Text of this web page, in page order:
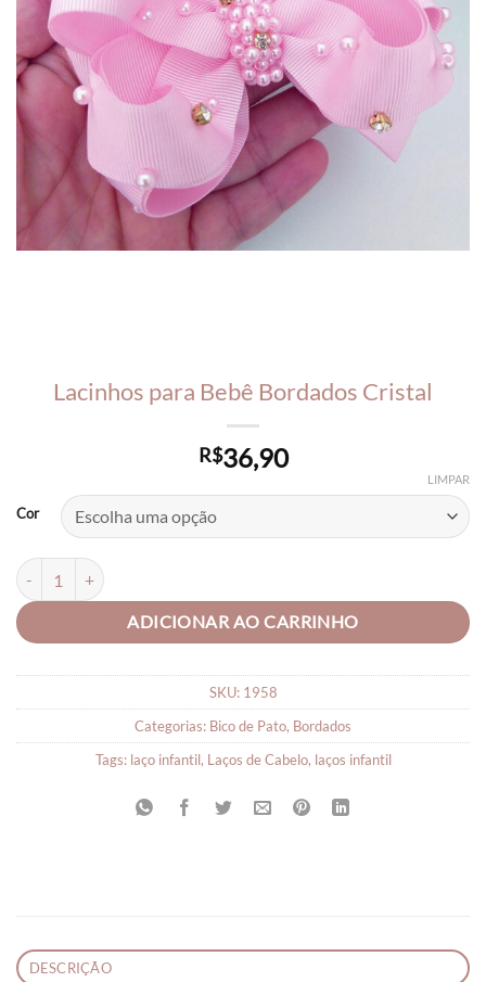
Lacinhos para Bebê Bordados Cristal
R$36,90
Cor
LIMPAR
Lacinhos para Bebê Bordados Cristal quantidade
ADICIONAR AO CARRINHO
SKU: 1958
Categorias: Bico de Pato, Bordados
Tags: laço infantil, Laços de Cabelo, laços infantil
DESCRIÇÃO